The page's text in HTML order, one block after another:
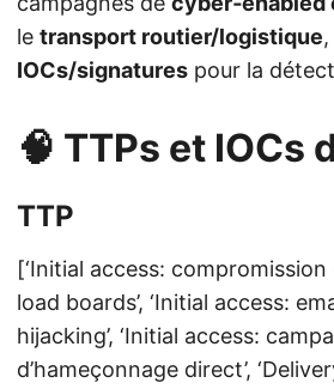
le transport routier/logistique
IOCs/signatures pour la
🧠 TTPs et IOCs
TTP
[‘Initial access:
load boards’, ‘Initial access:
hijacking’, ‘Initial access:
d’hameçonnage direct’,